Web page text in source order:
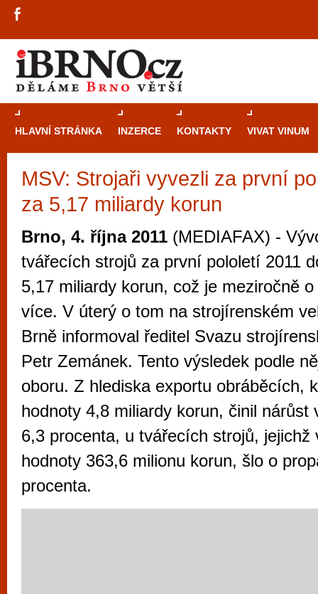
HLAVNÍ STRÁNKA INZERCE KONTAKTY VIVAT VINUM
MSV: Strojaři vyvezli za první
za 5,17 miliardy korun
Brno, 4. října 2011 (MEDIAFAX) -
tvářecích strojů za první pololetí 2011
5,17 miliardy korun, což je meziročně
více. V úterý o tom na strojírenském
Brně informoval ředitel Svazu
Petr Zemánek. Tento výsledek podle
oboru. Z hlediska exportu obráběcích,
hodnoty 4,8 miliardy korun, činil nárůst
6,3 procenta, u tvářecích strojů, jejichž
hodnoty 363,6 milionu korun, šlo o
procenta.
Průvodce
Brně: Od
Brno je
zajímavé
restaurace,
Mimo jiné je ale také místem, kde si
vyzkoušet různé kasinové hry. V
metropoli naleznete širokou nabídku her
po moderní automaty jak pro pravidelné
příležitostné hráče. V...